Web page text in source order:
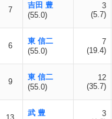
7
吉田 豊
(55.0)
3
(5.7)
6
東 信二
(55.0)
7
(19.4)
9
東 信二
(55.0)
12
(35.7)
武 豊
3